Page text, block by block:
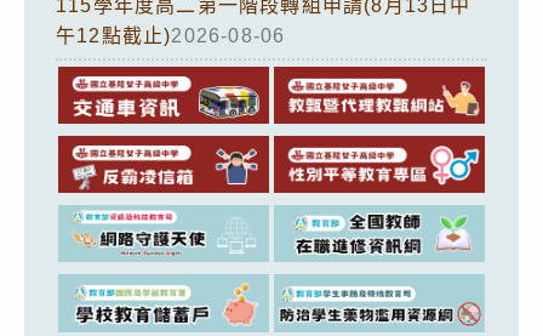
115學年度高二第一階段轉組申請(8月13日中
午12點截止)2026-08-06